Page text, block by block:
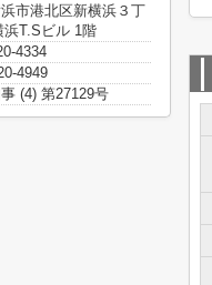
市港北区新横浜３丁
浜T.Sビル 1階
4334
4949
(4) 第27129号